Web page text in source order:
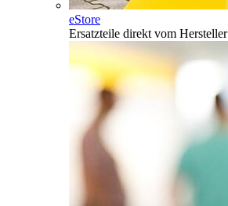
eStore
Ersatzteile direkt vom Hersteller